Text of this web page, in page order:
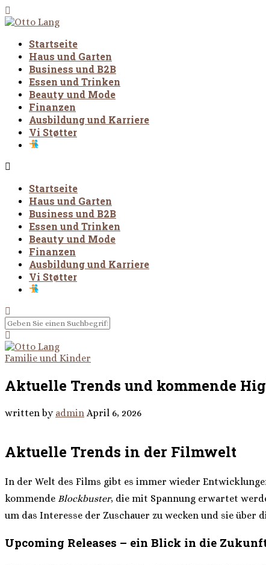
Startseite
Haus und Garten
Business und B2B
Essen und Trinken
Beauty und Mode
Finanzen
Ausbildung und Karriere
Vi Støtter
Startseite
Haus und Garten
Business und B2B
Essen und Trinken
Beauty und Mode
Finanzen
Ausbildung und Karriere
Vi Støtter
Familie und Kinder
Aktuelle Trends und kommende
written by admin April 6, 2026
Aktuelle Trends in der Filmwelt
In der Welt des Films gibt es immer wieder
kommende Blockbuster, die mit Spannung erwartet
um das Interesse der Zuschauer zu wecken und sie
Upcoming Releases – ein Blick in die